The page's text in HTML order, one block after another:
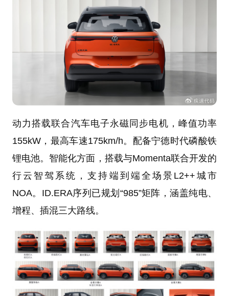
动力搭载联合汽车电子永磁同步电机，峰值功率
155kW，最高车速175km/h。配备宁德时代磷酸铁
锂电池。智能化方面，搭载与Momenta联合开发的
行云智驾系统，支持端到端全场景L2++城市
NOA。ID.ERA序列已规划“985”矩阵，涵盖纯电、
增程、插混三大路线。